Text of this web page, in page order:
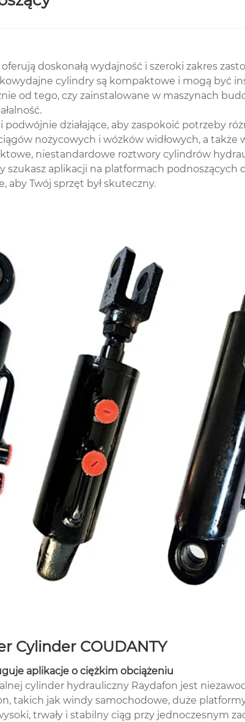
doskonałą wydajność i szeroki zakres
cylindry są kompaktowe i mogą być
od tego, czy zainstalowane w maszynach
działające, aby zaspokoić potrzeby
nożycowych i wózków widłowych, a
niestandardowe roztwory cylindrów
szukasz aplikacji na platformach
aby Twój sprzęt był skuteczny.
Cylinder COUDANTY
aplikacje o ciężkim obciążeniu
cylinder hydrauliczny Raydafon jest
takich jak windy samochodowe, duże
trwały i stabilny ciąg przy jednoczesnym